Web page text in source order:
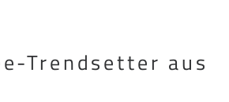
Trendsetter aus